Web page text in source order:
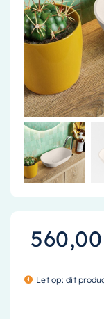
PVC
Tegels
560,00
Let op: dit